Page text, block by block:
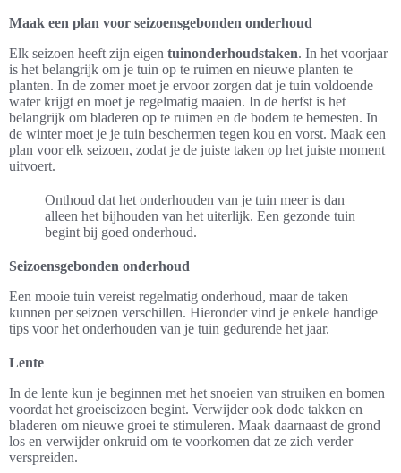
Maak een plan voor seizoensgebonden onderhoud
Elk seizoen heeft zijn eigen tuinonderhoudstaken. In het voorjaar
is het belangrijk om je tuin op te ruimen en nieuwe planten te
planten. In de zomer moet je ervoor zorgen dat je tuin voldoende
water krijgt en moet je regelmatig maaien. In de herfst is het
belangrijk om bladeren op te ruimen en de bodem te bemesten. In
de winter moet je je tuin beschermen tegen kou en vorst. Maak een
plan voor elk seizoen, zodat je de juiste taken op het juiste moment
uitvoert.
Onthoud dat het onderhouden van je tuin meer is dan
alleen het bijhouden van het uiterlijk. Een gezonde tuin
begint bij goed onderhoud.
Seizoensgebonden onderhoud
Een mooie tuin vereist regelmatig onderhoud, maar de taken
kunnen per seizoen verschillen. Hieronder vind je enkele handige
tips voor het onderhouden van je tuin gedurende het jaar.
Lente
In de lente kun je beginnen met het snoeien van struiken en bomen
voordat het groeiseizoen begint. Verwijder ook dode takken en
bladeren om nieuwe groei te stimuleren. Maak daarnaast de grond
los en verwijder onkruid om te voorkomen dat ze zich verder
verspreiden.